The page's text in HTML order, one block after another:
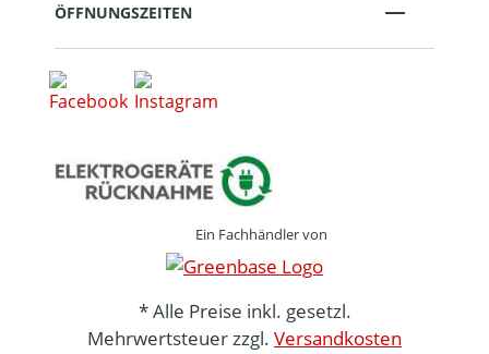
ÖFFNUNGSZEITEN
Ein Fachhändler von
* Alle Preise inkl. gesetzl.
Mehrwertsteuer zzgl. Versandkosten